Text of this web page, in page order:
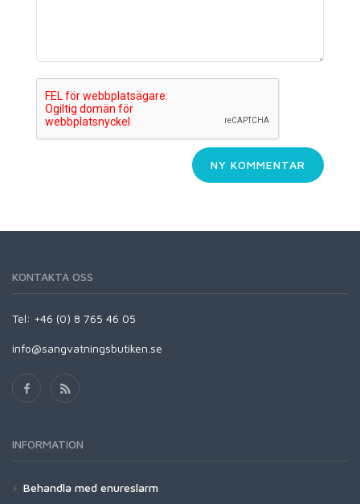
KONTAKTA OSS
Tel: +46 (0) 8 765 46 05
info@sangvatningsbutiken.se
INFORMATION
Behandla med enureslarm